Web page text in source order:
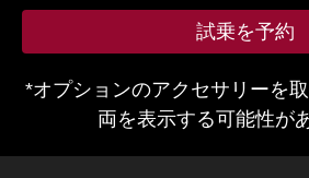
試乗を予約
*オプションのアクセサリーを
両を表示する可能性が